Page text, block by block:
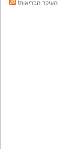
!העיקר הבריאות